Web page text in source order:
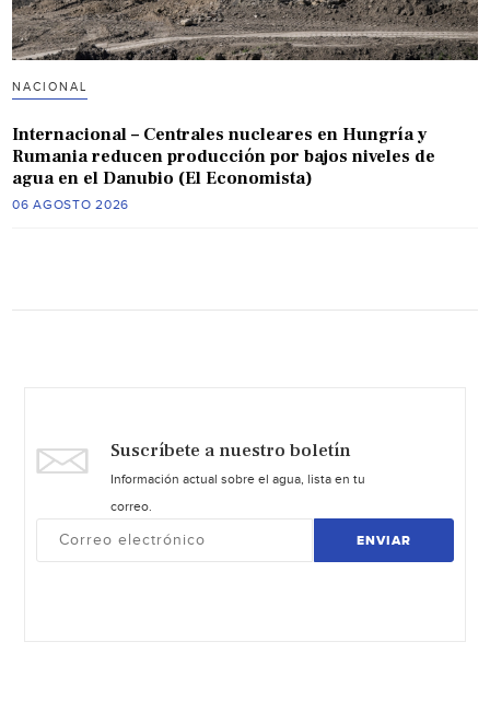
NACIONAL
Internacional – Centrales nucleares en Hungría y
Rumania reducen producción por bajos niveles de
agua en el Danubio (El Economista)
06 AGOSTO 2026
Suscríbete a nuestro boletín
Información actual sobre el agua, lista en tu
correo.
ENVIAR